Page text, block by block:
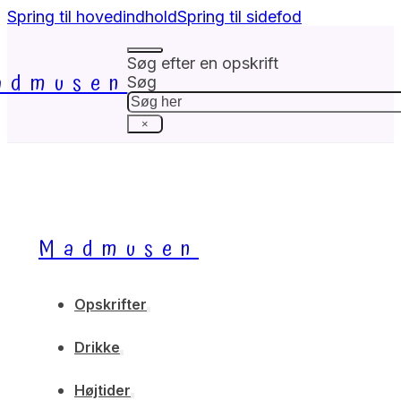
Spring til hovedindholdSpring til sidefod
Søg efter en opskrift
Søg
×
Madmusen
Opskrifter
Drikke
Højtider